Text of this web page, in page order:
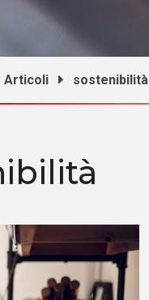
Articoli sostenibilità